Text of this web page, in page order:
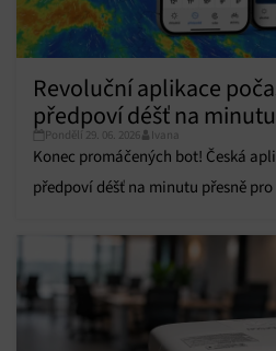
Funkce
Přiřazování a kombinování údajů z
zařízení na základě automaticky
informací.
Zajištění bezpečnosti, předcházení a
zobrazování reklamy a obsahu,
Revoluční aplikace
předpoví déšť na minutu
Pondělí 29. 06. 2026 Ivana
Konec promáčených bot! Česká
předpoví déšť na minutu přesně